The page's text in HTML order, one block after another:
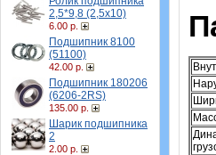
2,5*9,8 (2,5х10)
6.00 р.
Подшипник 8100
(51100)
42.00 р.
Подшипник 180206
(6206-2RS)
135.00 р.
Шарик подшипника
2
2.00 р.